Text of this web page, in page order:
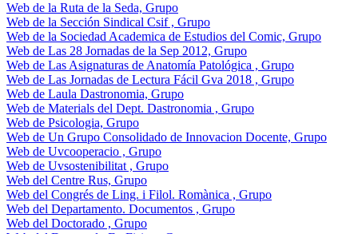
Web de la Ruta de la Seda, Grupo
Web de la Sección Sindical Csif , Grupo
Web de la Sociedad Academica de Estudios del Comic, Grupo
Web de Las 28 Jornadas de la Sep 2012, Grupo
Web de Las Asignaturas de Anatomía Patológica , Grupo
Web de Las Jornadas de Lectura Fácil Gva 2018 , Grupo
Web de Laula Dastronomia, Grupo
Web de Materials del Dept. Dastronomia , Grupo
Web de Psicologia, Grupo
Web de Un Grupo Consolidado de Innovacion Docente, Grupo
Web de Uvcooperacio , Grupo
Web de Uvsostenibilitat , Grupo
Web del Centre Rus, Grupo
Web del Congrés de Ling. i Filol. Romànica , Grupo
Web del Departamento. Documentos , Grupo
Web del Doctorado , Grupo